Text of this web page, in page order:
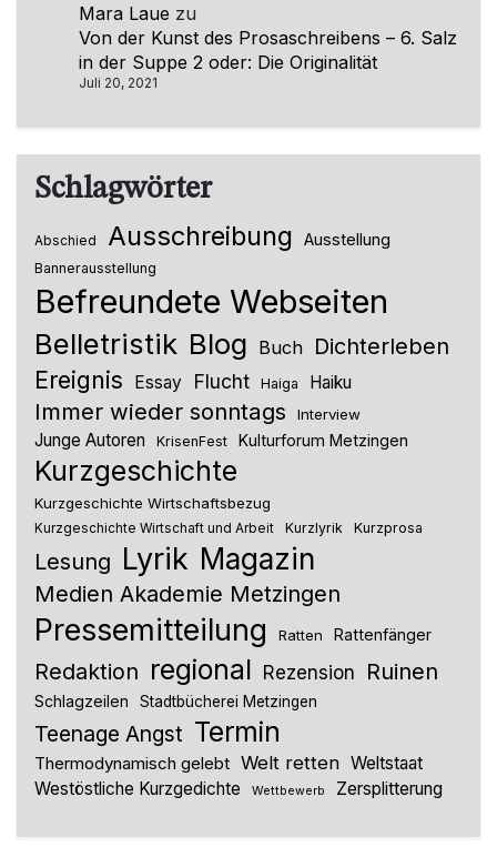
Mara Laue zu
Von der Kunst des Prosaschreibens – 6. Salz
in der Suppe 2 oder: Die Originalität
Juli 20, 2021
Schlagwörter
Abschied Ausschreibung Ausstellung
Bannerausstellung
Befreundete Webseiten
Belletristik Blog Buch Dichterleben
Ereignis Essay Flucht Haiga Haiku
Immer wieder sonntags Interview
Junge Autoren KrisenFest Kulturforum Metzingen
Kurzgeschichte
Kurzgeschichte Wirtschaftsbezug
Kurzgeschichte Wirtschaft und Arbeit Kurzlyrik Kurzprosa
Lesung Lyrik Magazin
Medien Akademie Metzingen
Pressemitteilung Ratten Rattenfänger
Redaktion regional Rezension Ruinen
Schlagzeilen Stadtbücherei Metzingen
Teenage Angst Termin
Thermodynamisch gelebt Welt retten Weltstaat
Westöstliche Kurzgedichte
Wettbewerb Zersplitterung